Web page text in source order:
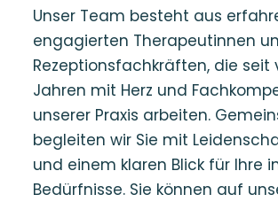
Unser Team besteht aus
engagierten Therapeutinnen
Rezeptionsfachkräften, die seit
Jahren mit Herz und
unserer Praxis arbeiten.
begleiten wir Sie mit
und einem klaren Blick für Ihre
Bedürfnisse. Sie können auf